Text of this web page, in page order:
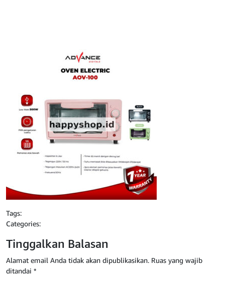
Tags:
Categories:
Tinggalkan Balasan
Alamat email Anda tidak akan dipublikasikan. Ruas yang wajib
ditandai *